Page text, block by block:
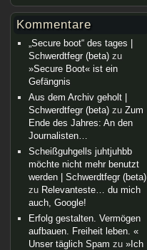
Kommentare
„Secure boot“ des tages |
Schwerdtfegr (beta)zu
»Secure Boot« ist ein
Gefängnis
Aus dem Archiv geholt |
Schwerdtfegr (beta)zu Zum
Ende des Jahres: An den
Journalisten…
Scheißguhgells juhtjuhbb
möchte nicht mehr benutzt
werden | Schwerdtfegr (beta)
zu Relevanteste… du mich
auch, Google!
Erfolg gestalten. Vermögen
aufbauen. Freiheit leben. «
Unser täglich Spam zu »Ich